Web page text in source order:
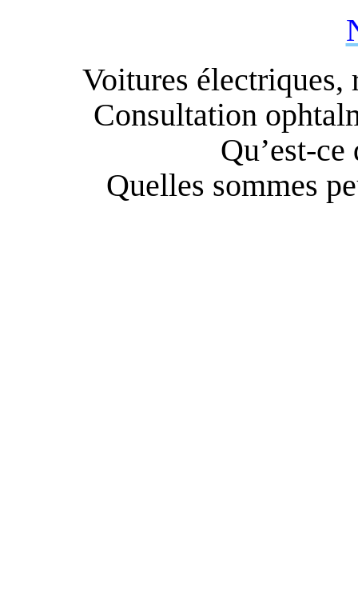
Voitures électriques,
Consultation
Qu’est-
Quelles sommes